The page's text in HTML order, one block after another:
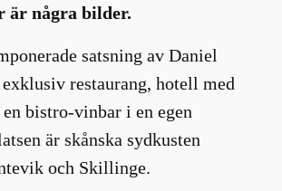
är några bilder.
satsning av Daniel
restaurang, hotell med
bistro-vinbar i en egen
är skånska sydkusten
och Skillinge.